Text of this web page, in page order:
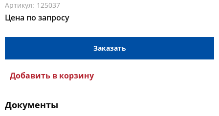
Артикул: 125037
Цена по запросу
Заказать
Добавить в корзину
Документы